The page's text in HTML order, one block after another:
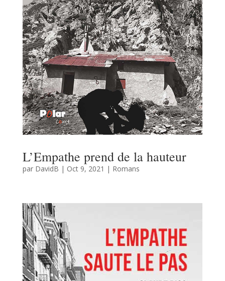
L’Empathe prend de la hauteur
par DavidB | Oct 9, 2021 | Romans